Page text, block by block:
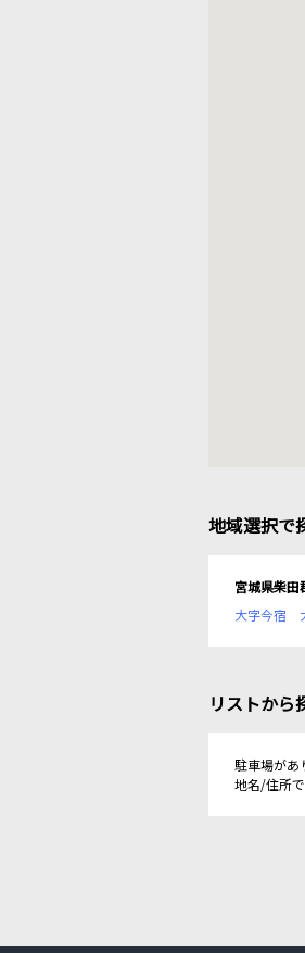
地域選択で
宮城県柴田
大字今宿
リストから
駐車場があ
地名/住所